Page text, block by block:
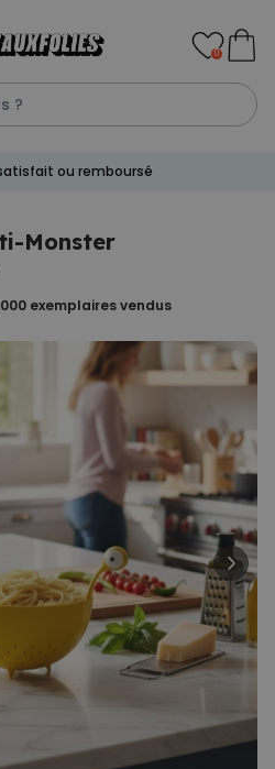
Spritz
avec prénom
exemplaires
en
plus de 2.300
exemplaires
vendus
avec
devant et
plus de 2.200
exemplaires
vendus
avec
10.000
exemplaires
vendus
0
ou remboursé
Monster
exemplaires vendus